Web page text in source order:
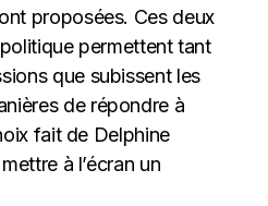
proposées. Ces deux
permettent tant
que subissent les
de répondre à
fait de Delphine
à l’écran un